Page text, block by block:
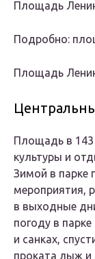
Площадь
Подробно:
Площадь
Площадь в 143
культуры и
Зимой в парке
мероприятия,
в выходные
погоду в
и санках,
проката лыж и